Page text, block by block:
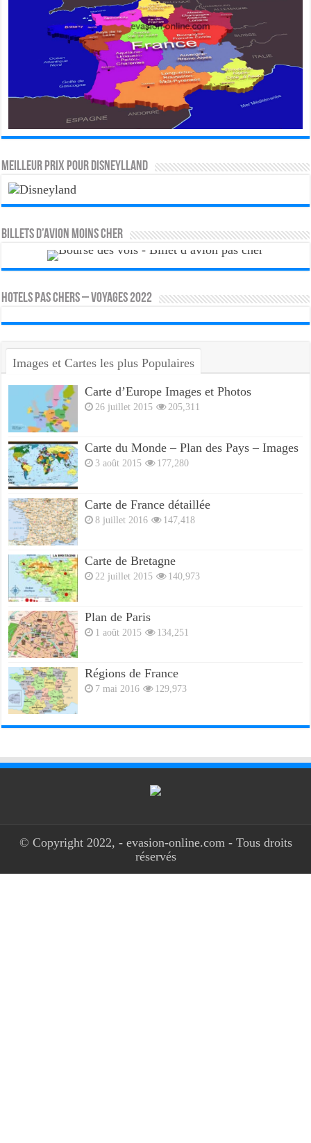
MEILLEUR PRIX POUR DISNEYLLAND
Billets d’avion moins cher
HOTELS PAS CHERS – VOYAGES 2022
Images et Cartes les plus Populaires
Carte d’Europe Images et Photos
26 juillet 2015 205,311
Carte du Monde – Plan des Pays – Images
3 août 2015 177,280
Carte de France détaillée
8 juillet 2016 147,418
Carte de Bretagne
22 juillet 2015 140,973
Plan de Paris
1 août 2015 134,251
Régions de France
7 mai 2016 129,973
© Copyright 2022, - evasion-online.com - Tous droits
réservés